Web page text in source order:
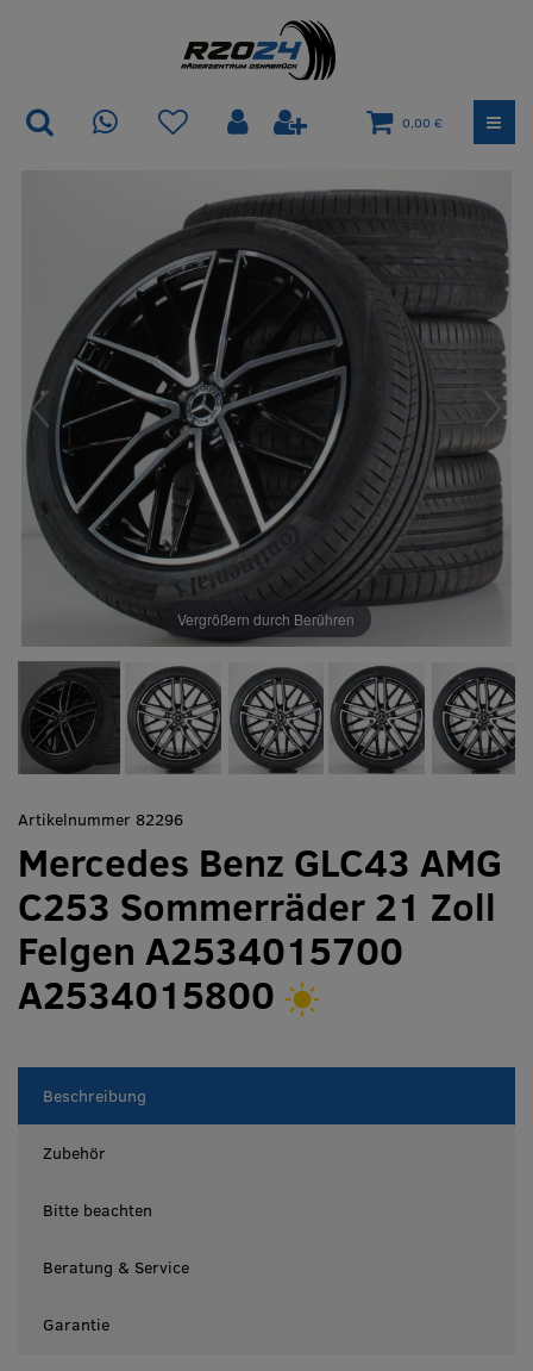
0,00 €
Vergrößern durch Berühren
Artikelnummer 82296
Mercedes Benz GLC43 AMG
C253 Sommerräder 21 Zoll
Felgen A2534015700
A2534015800
Beschreibung
Zubehör
Bitte beachten
Beratung & Service
Garantie